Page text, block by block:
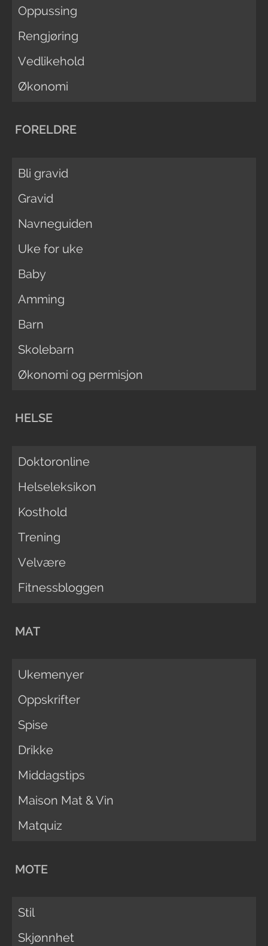
Oppussing
Rengjøring
Vedlikehold
Økonomi
FORELDRE
Bli gravid
Gravid
Navneguiden
Uke for uke
Baby
Amming
Barn
Skolebarn
Økonomi og permisjon
HELSE
Doktoronline
Helseleksikon
Kosthold
Trening
Velvære
Fitnessbloggen
MAT
Ukemenyer
Oppskrifter
Spise
Drikke
Middagstips
Maison Mat & Vin
Matquiz
MOTE
Stil
Skjønnhet